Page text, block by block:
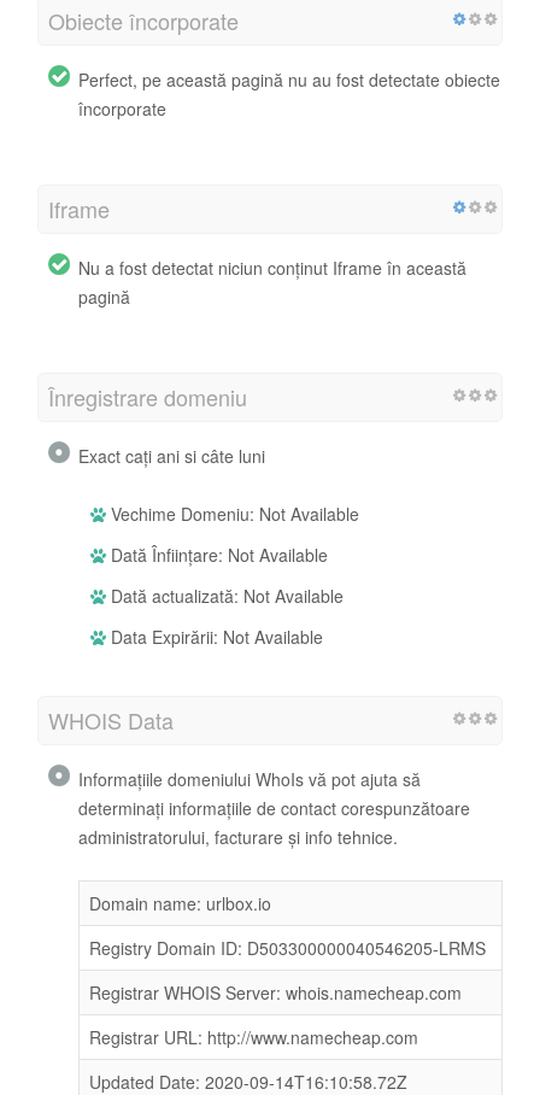
Obiecte încorporate
Perfect, pe această pagină nu au fost detectate obiecte
încorporate
Iframe
Nu a fost detectat niciun conținut Iframe în această
pagină
Înregistrare domeniu
Exact cați ani si câte luni
Vechime Domeniu: Not Available
Dată Înființare: Not Available
Dată actualizată: Not Available
Data Expirării: Not Available
WHOIS Data
Informațiile domeniului WhoIs vă pot ajuta să
determinați informațiile de contact corespunzătoare
administratorului, facturare și info tehnice.
Domain name: urlbox.io
Registry Domain ID: D503300000040546205-LRMS
Registrar WHOIS Server: whois.namecheap.com
Registrar URL: http://www.namecheap.com
Updated Date: 2020-09-14T16:10:58.72Z